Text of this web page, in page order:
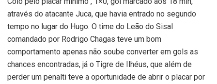
através do atacante Juca, que havia entrado no segundo
tempo no lugar do Hugo. O time do Leão do Sisal
comandado por Rodrigo Chagas teve um bom
comportamento apenas não soube converter em gols as
chances encontradas, já o Tigre de Ilhéus, que além de
perder um penalti teve a oportunidade de abrir o placar por